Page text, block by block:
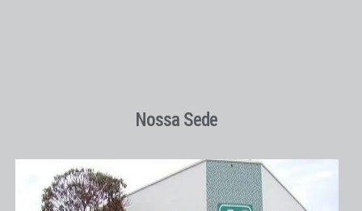
Nossa Sede